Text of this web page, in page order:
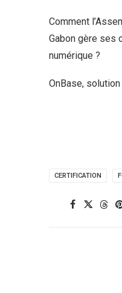
Comment
Gabon gère ses
numérique ?
OnBase,
CERTIFICATION